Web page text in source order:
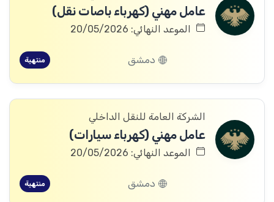
عامل مهني (كهرباء باصات نقل)
الموعد النهائي: 20/05/2026
دمشق منتهية
الشركة العامة للنقل الداخلي
عامل مهني (كهرباء سيارات)
الموعد النهائي: 20/05/2026
دمشق منتهية